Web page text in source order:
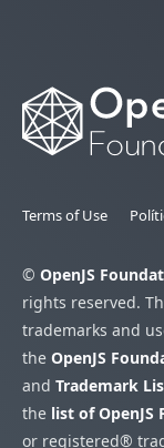
Terms of Use
© OpenJS
rights reserved.
trademarks and
the OpenJS
and Trademark
the list of
or registered®